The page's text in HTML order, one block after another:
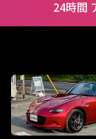
24時間